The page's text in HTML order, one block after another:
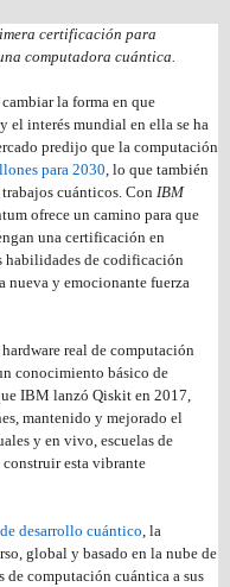
certificación para
computadora cuántica.
la forma en que
el interés mundial en ella se ha
predijo que la computación
para 2030 , lo que también
cuánticos. Con IBM
ofrece un camino para que
una certificación en
habilidades de codificación
nueva y emocionante fuerza
real de computación
conocimiento básico de
IBM lanzó Qiskit en 2017,
mantenido y mejorado el
y en vivo, escuelas de
esta vibrante
desarrollo cuántico , la
global y basado en la nube de
de computación cuántica a sus